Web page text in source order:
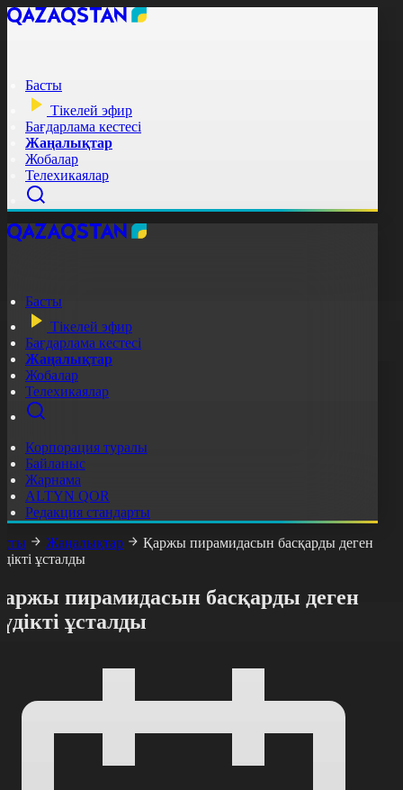
Басты
Тікелей эфир
Бағдарлама кестесі
Жаңалықтар
Жобалар
Телехикаялар
Басты
Тікелей эфир
Бағдарлама кестесі
Жаңалықтар
Жобалар
Телехикаялар
Корпорация туралы
Байланыс
Жарнама
ALTYN QOR
Редакция стандарты
Жаңалықтар
Қаржы пирамидасын басқарды деген
ұсталды
пирамидасын басқарды деген
ұсталды